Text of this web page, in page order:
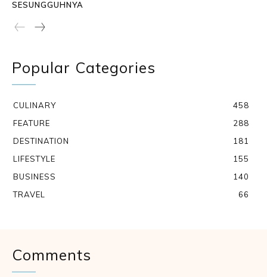
SESUNGGUHNYA
Popular Categories
CULINARY
458
FEATURE
288
DESTINATION
181
LIFESTYLE
155
BUSINESS
140
TRAVEL
66
Comments